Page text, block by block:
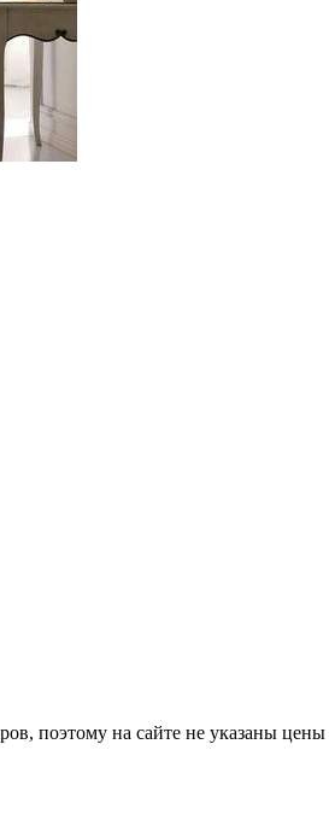
поэтому на сайте не указаны